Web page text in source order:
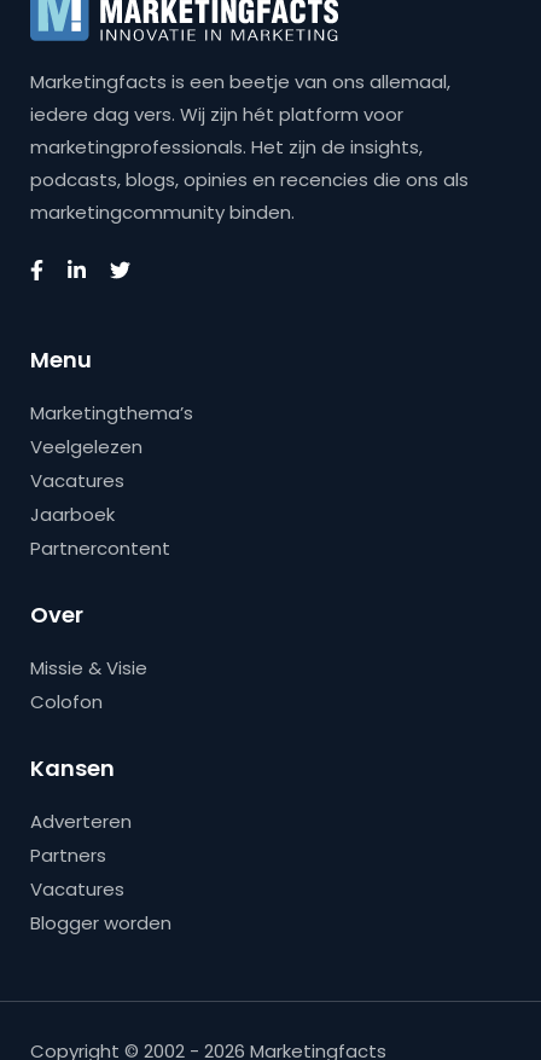
Marketingfacts is een beetje van ons allemaal,
iedere dag vers. Wij zijn hét platform voor
marketingprofessionals. Het zijn de insights,
podcasts, blogs, opinies en recencies die ons als
marketingcommunity binden.
Menu
Marketingthema’s
Veelgelezen
Vacatures
Jaarboek
Partnercontent
Over
Missie & Visie
Colofon
Kansen
Adverteren
Partners
Vacatures
Blogger worden
Copyright © 2002 - 2026 Marketingfacts